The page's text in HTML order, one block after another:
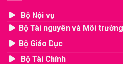
Bộ Nội vụ
Bộ Tài nguyên và Môi trường
Bộ Giáo Dục
Bộ Tài Chính